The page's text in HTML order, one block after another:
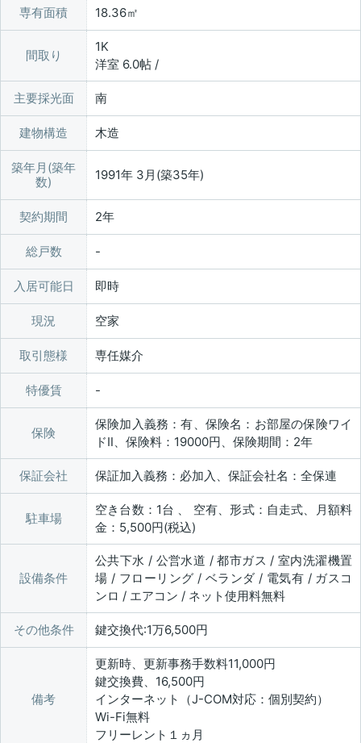
専有面積 18.36㎡
間取り
1K
洋室 6.0帖 /
主要採光面 南
建物構造 木造
築年月(築年
数)
1991年 3月(築35年)
契約期間 2年
総戸数
入居可能日 即時
現況 空家
取引態様 専任媒介
特優賃
保険
保険加入義務：有、保険名：お部屋の保険ワイ
ドⅡ、保険料：19000円、保険期間：2年
保証会社 保証加入義務：必加入、保証会社名：全保連
駐車場
空き台数：1台 、 空有、形式：自走式、月額料
金：5,500円(税込)
設備条件
公共下水 / 公営水道 / 都市ガス / 室内洗濯機置
場 / フローリング / ベランダ / 電気有 / ガスコ
ンロ / エアコン / ネット使用料無料
その他条件 鍵交換代:1万6,500円
備考
更新時、更新事務手数料11,000円
鍵交換費、16,500円
インターネット（J-COM対応：個別契約）
Wi-Fi無料
フリーレント１ヵ月